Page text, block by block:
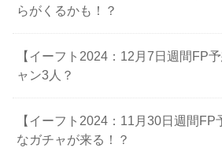
らがくるかも！？
【イーフト2024：12月7日週間FP
ャン3人？
【イーフト2024：11月30日週間FP
なガチャが来る！？